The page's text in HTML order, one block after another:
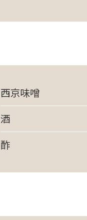
西京味噌
酒
酢